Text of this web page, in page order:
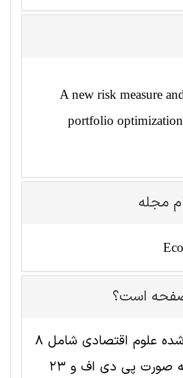
A new risk measure
portfolio
مجله
است؟
این مقاله ترجمه شده علوم اقتصادی شامل 8
صفحه انگلیسی به صورت پی دی اف و 23